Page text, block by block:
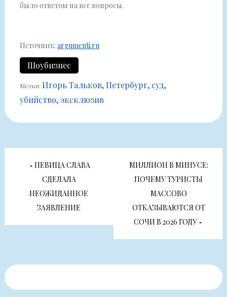
было ответом на все вопросы.
Источник: argumenti.ru
Шоубизнес
Метки: Игорь Тальков Петербург суд
убийство эксклюзив
Навигация
записям
ПЕВИЦА СЛАВА
СДЕЛАЛА
НЕОЖИДАННОЕ
ЗАЯВЛЕНИЕ
МИЛЛИОН В МИНУСЕ:
ПОЧЕМУ ТУРИСТЫ
МАССОВО
ОТКАЗЫВАЮТСЯ ОТ
СОЧИ В 2026 ГОДУ